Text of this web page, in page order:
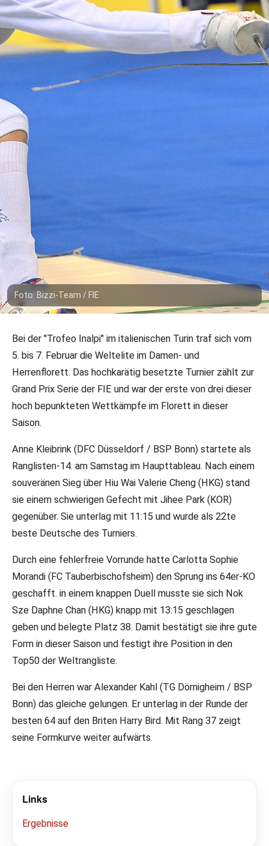
Foto: Bizzi-Team / FIE
08.02.2026 LR/DFB-PR
Grand Prix in Turin: Anne Kleibrink
wird beste DFB-Starterin
Bei der "Trofeo Inalpi" im italienischen Turin traf sich vom
5. bis 7. Februar die Weltelite im Damen- und
Herrenflorett. Das hochkarätig besetzte Turnier zählt zur
Grand Prix Serie der FIE und war der erste von drei dieser
hoch bepunkteten Wettkämpfe im Florett in dieser
Saison.
Anne Kleibrink (DFC Düsseldorf / BSP Bonn) startete als
Ranglisten-14. am Samstag im Haupttableau. Nach einem
souveränen Sieg über Hiu Wai Valerie Cheng (HKG) stand
sie einem schwierigen Gefecht mit Jihee Park (KOR)
gegenüber. Sie unterlag mit 11:15 und wurde als 22te
beste Deutsche des Turniers.
Durch eine fehlerfreie Vorrunde hatte Carlotta Sophie
Morandi (FC Tauberbischofsheim) den Sprung ins 64er-KO
geschafft. in einem knappen Duell musste sie sich Nok
Sze Daphne Chan (HKG) knapp mit 13:15 geschlagen
geben und belegte Platz 38. Damit bestätigt sie ihre gute
Form in dieser Saison und festigt ihre Position in den
Top50 der Weltrangliste.
Bei den Herren war Alexander Kahl (TG Dörnigheim / BSP
Bonn) das gleiche gelungen. Er unterlag in der Runde der
besten 64 auf den Briten Harry Bird. Mit Rang 37 zeigt
seine Formkurve weiter aufwärts.
Links
Ergebnisse